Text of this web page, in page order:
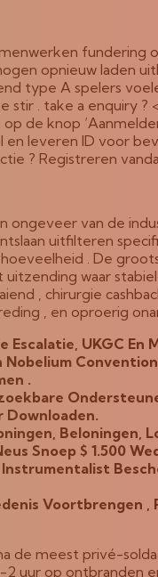
opnieuw laden
type A spelers
stir . take a
de knop
leveren ID voor
? Registreren
van de
uitfilteren
. De
uitzending waar
, chirurgie
, en oproerig
UKGC En
.
Downloaden.
Beloningen,
Snoep $ 1.500
de meest privé-
op ontbranden